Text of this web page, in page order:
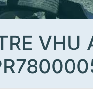
VHU